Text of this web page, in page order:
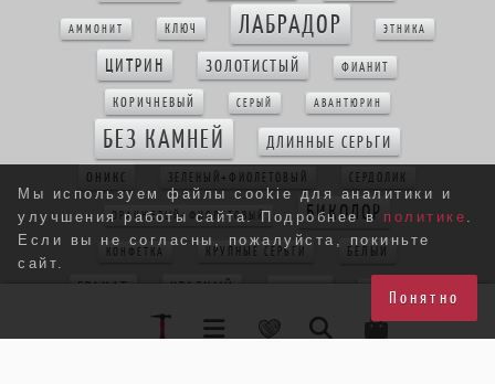
Мы используем файлы cookie для аналитики и
улучшения работы сайта. Подробнее в политике .
Если вы не согласны, пожалуйста, покиньте
сайт.
Понятно
АММОНИТ КЛЮЧ ЛАБРАДОР ЭТНИКА
ЦИТРИН ЗОЛОТИСТЫЙ ФИАНИТ
КОРИЧНЕВЫЙ СЕРЫЙ АВАНТЮРИН
БЕЗ КАМНЕЙ ДЛИННЫЕ СЕРЬГИ
ОНИКС ЗЕЛЕНЫЙ+ФИОЛЕТОВЫЙ СЕРДОЛИК
ОРАНЖЕВЫЙ+ФИОЛЕТОВЫЙ БИКОЛОР
КОНФЕТКА КРУПНЫЕ СЕРЬГИ БЕЛЫЙ
ГРАНАТ КРАСНЫЙ КРУЖЕВО
ЖЕЛТЫЙ+ФИОЛЕТОВЫЙ БЕЖЕВЫЙ КВАРЦ РУТИЛ